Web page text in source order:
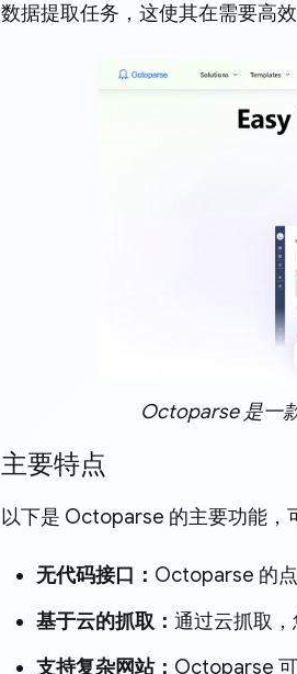
数据提取任务，这使其在需要高
Octoparse 是一
主要特点
以下是 Octoparse 的主要功能，
无代码接口： Octoparse 的
基于云的抓取： 通过云抓取
支持复杂网站： Octoparse